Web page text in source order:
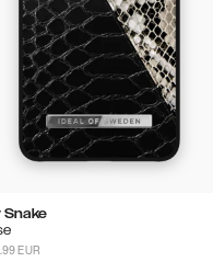
Snake
EUR